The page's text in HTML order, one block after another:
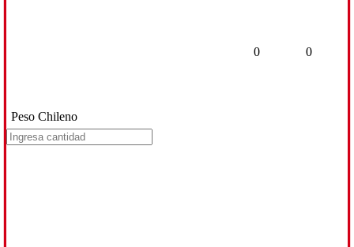
Peso Chileno
0 0